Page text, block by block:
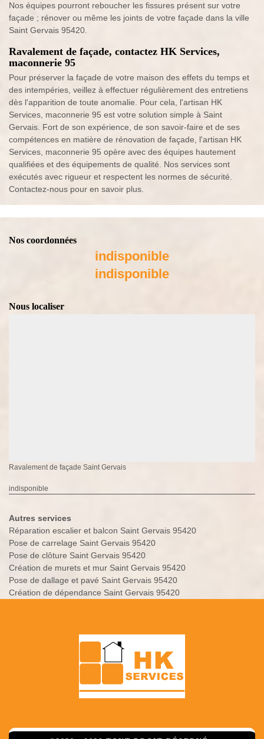
Nos équipes pourront reboucher les fissures présent sur votre
façade ; rénover ou même les joints de votre façade dans la ville
Saint Gervais 95420.
Ravalement de façade, contactez HK Services,
maconnerie 95
Pour préserver la façade de votre maison des effets du temps et
des intempéries, veillez à effectuer régulièrement des entretiens
dès l'apparition de toute anomalie. Pour cela, l'artisan HK
Services, maconnerie 95 est votre solution simple à Saint
Gervais. Fort de son expérience, de son savoir-faire et de ses
compétences en matière de rénovation de façade, l'artisan HK
Services, maconnerie 95 opère avec des équipes hautement
qualifiées et des équipements de qualité. Nos services sont
exécutés avec rigueur et respectent les normes de sécurité.
Contactez-nous pour en savoir plus.
Nos coordonnées
indisponible
indisponible
Nous localiser
Ravalement de façade Saint Gervais
indisponible
Autres services
Réparation escalier et balcon Saint Gervais 95420
Pose de carrelage Saint Gervais 95420
Pose de clôture Saint Gervais 95420
Création de murets et mur Saint Gervais 95420
Pose de dallage et pavé Saint Gervais 95420
Création de dépendance Saint Gervais 95420